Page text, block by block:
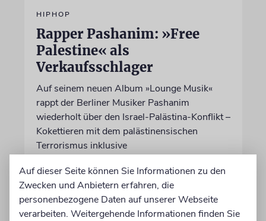
HIPHOP
Rapper Pashanim: »Free
Palestine« als
Verkaufsschlager
Auf seinem neuen Album »Lounge Musik«
rappt der Berliner Musiker Pashanim
wiederholt über den Israel-Palästina-Konflikt –
Kokettieren mit dem palästinensischen
Terrorismus inklusive
von Lennart Wilsch
Auf dieser Seite können Sie Informationen zu den
Zwecken und Anbietern erfahren, die
personenbezogene Daten auf unserer Webseite
verarbeiten. Weitergehende Informationen finden Sie